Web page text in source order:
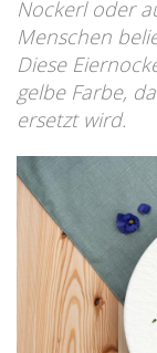
Nockerl oder
Menschen
Diese
gelbe Farbe,
ersetzt wird.